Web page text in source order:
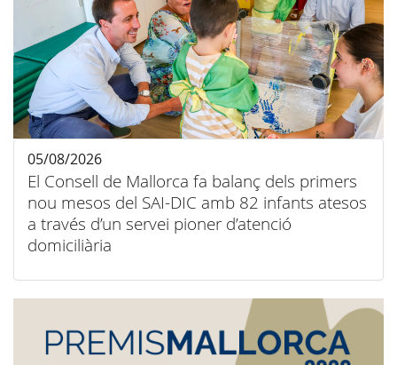
El Consell de Mallorca fa balanç dels primers
nou mesos del SAI-DIC amb 82 infants atesos
a través d’un servei pioner d’atenció
domiciliària
05/08/2026